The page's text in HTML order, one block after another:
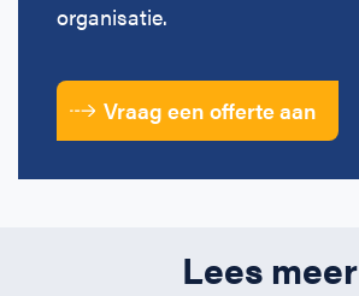
organisatie.
Vraag een offerte aan
Lees meer